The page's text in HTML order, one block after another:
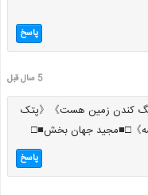
پاسخ
5 سال قبل
کندن زمین هست》《پتک
》□■مجید جهان بخش■□
پاسخ